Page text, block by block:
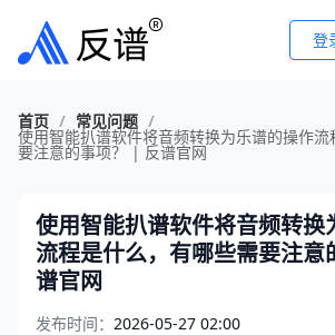
登
首页 / 常见问题 /
使用智能扒谱软件将音频转换为乐谱的操作
要注意的事项？ | 反谱官网
使用智能扒谱软件将音频转换
流程是什么，有哪些需要注
谱官网
发布时间： 2026-05-27 02:00